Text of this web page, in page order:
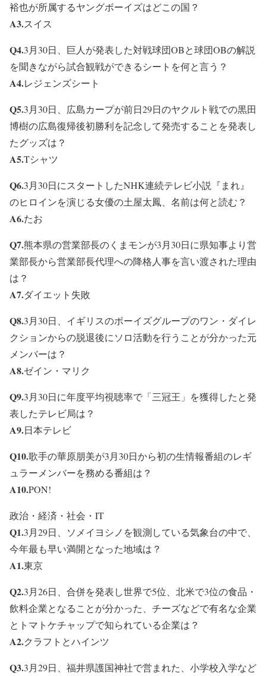
裕也が所属するヤングボーイズはどこの国？
A3.スイス
Q4.3月30日、巨人が発表した対戦球団OBと球団OBの解説
を聞きながら試合観戦ができるシートを何と言う？
A4.レジェンズシート
Q5.3月30日、広島カープが前日29日のヤクルト戦での黒田
博樹の広島復帰後初勝利を記念して発売することを発表し
たグッズは？
A5.Tシャツ
Q6.3月30日にスタートしたNHK連続テレビ小説『まれ』
のヒロインを演じる女優の土屋太鳳、名前は何と読む？
A6.たお
Q7.熊本県の営業部長のくまモンが3月30日に県知事より営
業部長から営業部長代理への降格人事を言い渡された理由
は？
A7.ダイエット失敗
Q8.3月30日、イギリスのボーイズグループのワン・ダイレ
クションからの脱退後にソロ活動を行うことが分かった元
メンバーは？
A8.ゼイン・マリク
Q9.3月30日に年度平均視聴率で「三冠王」を獲得したと発
表したテレビ局は？
A9.日本テレビ
Q10.歌手の華原朋美が3月30日から初の生情報番組のレギ
ュラーメンバーを務める番組は？
A10.PON!
政治・経済・社会・IT
Q1.3月29日、ソメイヨシノを観測している気象台の中で、
今年最も早い満開となった地域は？
A1.東京
Q2.3月26日、合併を発表し世界で5位、北米で3位の食品・
飲料企業となることが分かった、チーズなどで有名な企業
とトマトケチャップで知られている企業は？
A2.クラフトとハインツ
Q3.3月29日、福井県護国神社で営まれた、小学校入学など